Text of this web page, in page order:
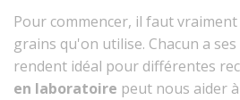
Pour commencer, il faut
grains qu'on utilise. Chacun a
rendent idéal pour différentes
en laboratoire peut nous aider